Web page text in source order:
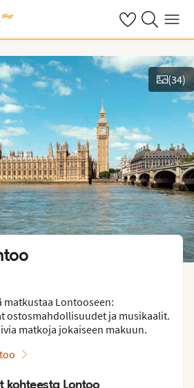
OmatHaku Valikko
(34)
matkustaa Lontooseen:
ostosmahdollisuudet ja musikaalit.
matkoja jokaiseen makuun.
kohteesta Lontoo